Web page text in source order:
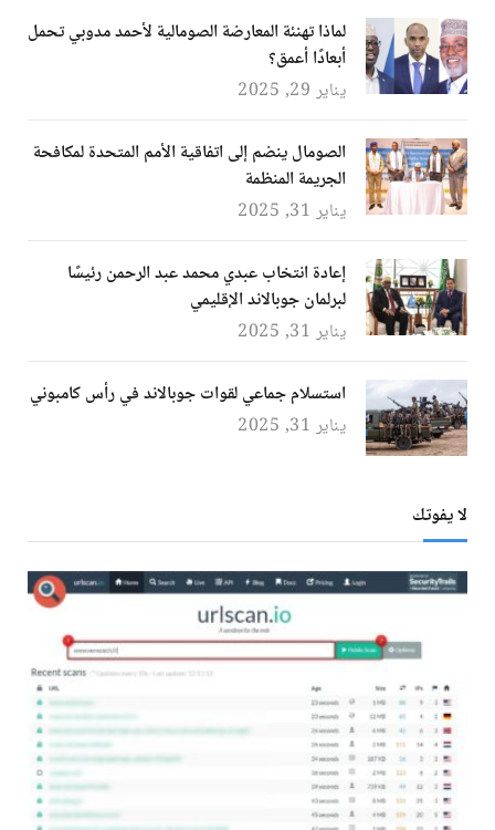
لماذا تهنئة المعارضة الصومالية لأحمد مدوبي تحمل
أبعادًا أعمق؟
يناير 29, 2025
الصومال ينضم إلى اتفاقية الأمم المتحدة لمكافحة
الجريمة المنظمة
يناير 31, 2025
إعادة انتخاب عبدي محمد عبد الرحمن رئيسًا
لبرلمان جوبالاند الإقليمي
يناير 31, 2025
استسلام جماعي لقوات جوبالاند في رأس كامبوني
يناير 31, 2025
لا يفوتك